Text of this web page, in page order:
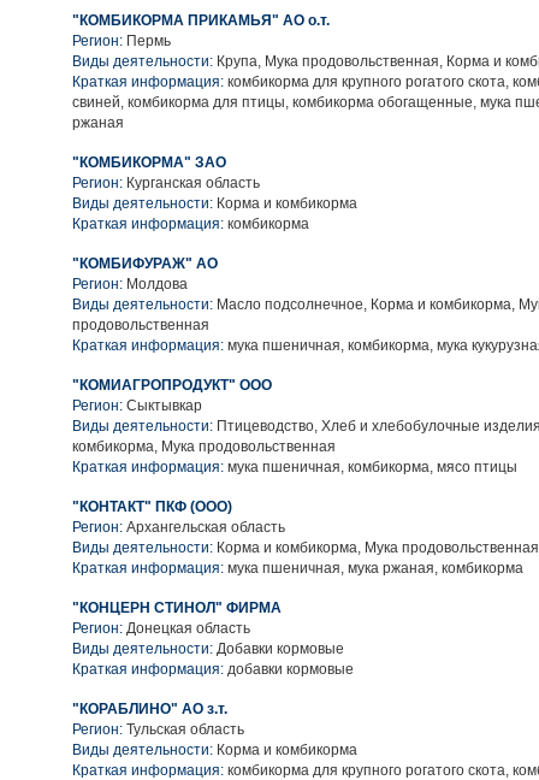
"КОМБИКОРМА ПРИКАМЬЯ" АО о.т.
Регион: Пермь
Виды деятельности: Крупа, Мука продовольственная, Корма и
Краткая информация: комбикорма для крупного рогатого скота,
свиней, комбикорма для птицы, комбикорма обогащенные, мука
ржаная
"КОМБИКОРМА" ЗАО
Регион: Курганская область
Виды деятельности: Корма и комбикорма
Краткая информация: комбикорма
"КОМБИФУРАЖ" АО
Регион: Молдова
Виды деятельности: Масло подсолнечное, Корма и комбикорма,
продовольственная
Краткая информация: мука пшеничная, комбикорма, мука
"КОМИАГРОПРОДУКТ" ООО
Регион: Сыктывкар
Виды деятельности: Птицеводство, Хлеб и хлебобулочные
комбикорма, Мука продовольственная
Краткая информация: мука пшеничная, комбикорма, мясо птицы
"КОНТАКТ" ПКФ (ООО)
Регион: Архангельская область
Виды деятельности: Корма и комбикорма, Мука продовольственная
Краткая информация: мука пшеничная, мука ржаная, комбикорма
"КОНЦЕРН СТИНОЛ" ФИРМА
Регион: Донецкая область
Виды деятельности: Добавки кормовые
Краткая информация: добавки кормовые
"КОРАБЛИНО" АО з.т.
Регион: Тульская область
Виды деятельности: Корма и комбикорма
Краткая информация: комбикорма для крупного рогатого скота,